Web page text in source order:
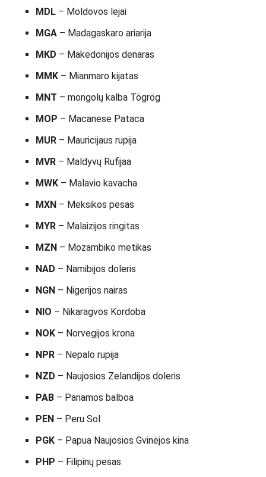
MDL – Moldovos lejai
MGA – Madagaskaro ariarija
MKD – Makedonijos denaras
MMK – Mianmaro kijatas
MNT – mongolų kalba Tögrög
MOP – Macanese Pataca
MUR – Mauricijaus rupija
MVR – Maldyvų Rufijaa
MWK – Malavio kavacha
MXN – Meksikos pesas
MYR – Malaizijos ringitas
MZN – Mozambiko metikas
NAD – Namibijos doleris
NGN – Nigerijos nairas
NIO – Nikaragvos Kordoba
NOK – Norvegijos krona
NPR – Nepalo rupija
NZD – Naujosios Zelandijos doleris
PAB – Panamos balboa
PEN – Peru Sol
PGK – Papua Naujosios Gvinėjos kina
PHP – Filipinų pesas